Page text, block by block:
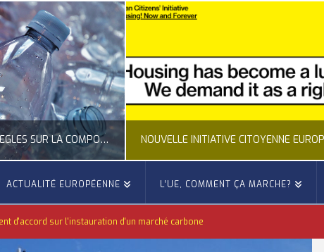
NOUVELLE INITIATIVE CITOYENNE EUROPÉENNE SUR LE LOGEMENT
D’OCCITANIE EUROPE, CITOYENNETÉ, LOGEMENT ACTION EXTÉRIEURE, ACTUALITÉ DE L'UNION EUROPÉENNE
ACTUALITÉ EUROPÉENNE L’UE, COMMENT ÇA MARCHE?
d'accord sur l'instauration d'un marché carbone